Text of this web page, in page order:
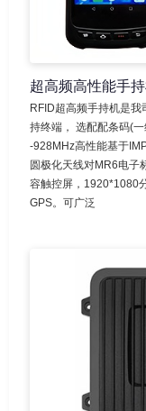
超高频高性能手
RFID超高频手持机是
持终端， 选配配条码(
-928MHz高性能基于
圆极化天线对MR6电子
容触控屏，1920*1080
GPS。可广泛